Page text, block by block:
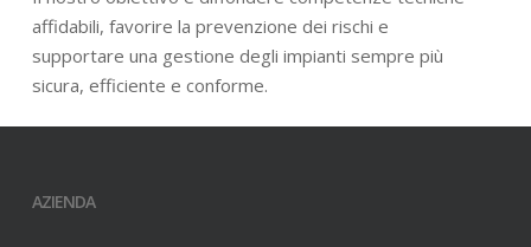
affidabili, favorire la prevenzione dei rischi e
supportare una gestione degli impianti sempre più
sicura, efficiente e conforme.
AZIENDA